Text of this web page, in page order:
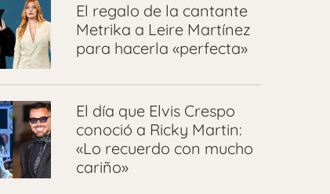
El regalo de la cantante
Metrika a Leire Martínez
para hacerla «perfecta»
El día que Elvis Crespo
conoció a Ricky Martin:
«Lo recuerdo con mucho
cariño»